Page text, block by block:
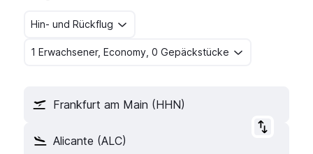
Hin- und Rückflug
1 Erwachsener, Economy, 0 Gepäckstücke
Frankfurt am Main (HHN)
Alicante (ALC)